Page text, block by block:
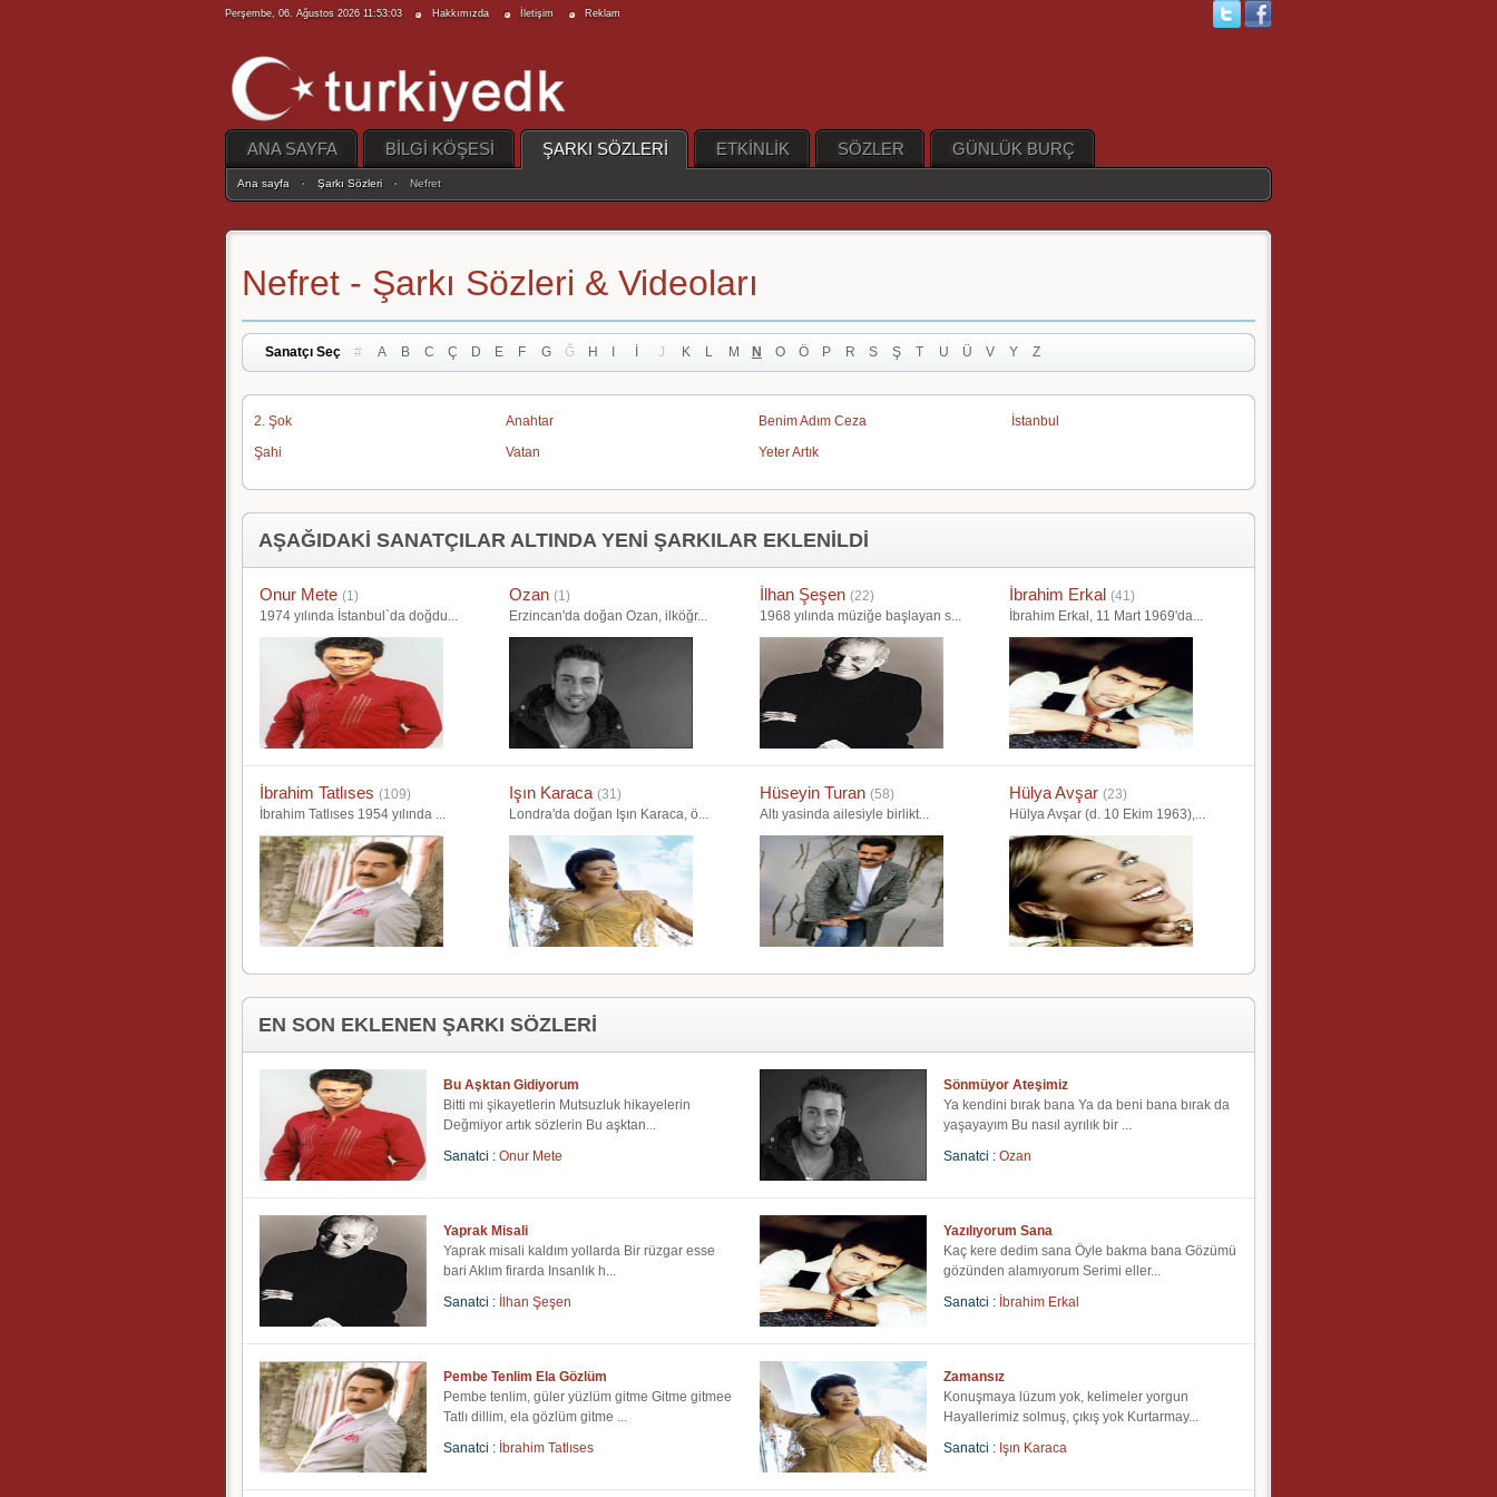
Perşembe, 06. Ağustos 2026 11:53:03 Hakkımızda İletişim Reklam
ANA SAYFA BİLGİ KÖŞESİ ŞARKI SÖZLERİ ETKİNLİK SÖZLER GÜNLÜK BURÇ
Ana sayfa Şarkı Sözleri Nefret
Nefret - Şarkı Sözleri & Videoları
Sanatçı Seç # A B C Ç D E F G Ğ H J K L M N O Ö P R S Ş T U Ü V Y Z
2. Şok Anahtar Benim Adım Ceza
İstanbul
Şahi
Vatan Yeter Artık
AŞAĞIDAKİ SANATÇILAR ALTINDA YENİ ŞARKILAR EKLENİLDİ
Onur Mete (1)
1974 yılında İstanbul`da doğdu...
Ozan(1)
Erzincan'da doğan Ozan, ilköğr...
İlhan Şeşen (22)
1968 yılında müziğe başlayan s...
İbrahim Erkal (41)
İbrahim Erkal, 11 Mart 1969'da...
İbrahim Tatlıses (109)
İbrahim Tatlıses 1954 yılında ...
Işın Karaca (31)
Londra'da doğan Işın Karaca, ö...
Hüseyin Turan (58)
Altı yasinda ailesiyle birlikt...
Hülya Avşar (23)
Hülya Avşar (d. 10 Ekim 1963),...
EN SON EKLENEN ŞARKI SÖZLERİ
Bu Aşktan Gidiyorum
Bitti mi şikayetlerin Mutsuzluk hikayelerin
Değmiyor artık sözlerin Bu aşktan...
Sanatci : Onur Mete
Sönmüyor Ateşimiz
Ya kendini bırak bana Ya da beni bana bırak da
yaşayayım Bu nasıl ayrılık bir ...
Sanatci : Ozan
Yaprak Misali
Yaprak misali kaldım yollarda Bir rüzgar esse
bari Aklım firarda Insanlık h...
Sanatci :
İlhan Şeşen
Yazılıyorum Sana
Kaç kere dedim sana Öyle bakma bana Gözümü
gözünden alamıyorum Serimi eller...
Sanatci : İbrahim Erkal
Pembe Tenlim Ela Gözlüm
Pembe tenlim, güler yüzlüm gitme Gitme gitmee
Tatlı dillim, ela gözlüm gitme ...
Sanatci : İbrahim Tatlıses
Zamansız
Konuşmaya lüzum yok, kelimeler yorgun
Hayallerimiz solmuş, çıkış yok Kurtarmay...
Sanatci : Işın Karaca